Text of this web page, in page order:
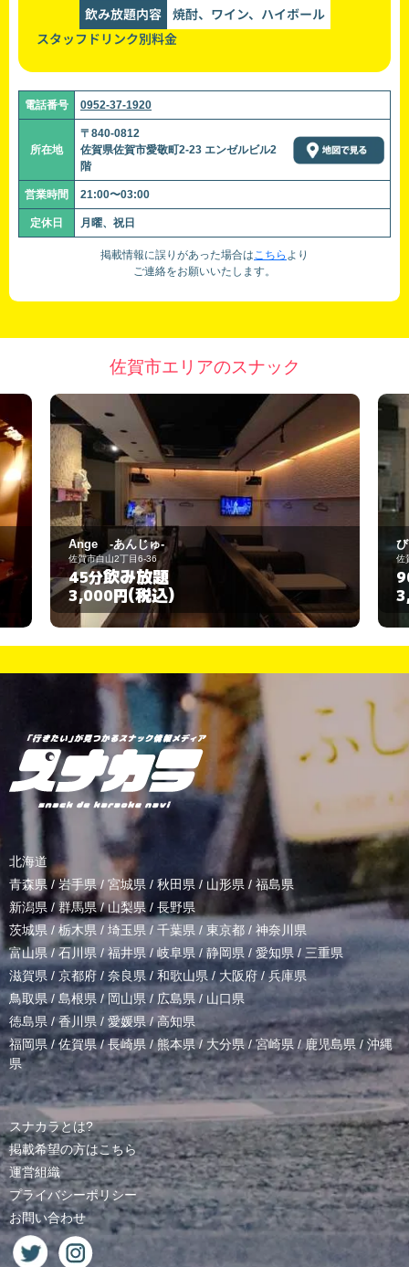
飲み放題内容
焼酎、ワイン、ハイボール
スタッフドリンク別料金
電話番号 0952-37-1920
所在地
〒840-0812
佐賀県佐賀市愛敬町2-23 エンゼルビル2
階
営業時間 21:00〜03:00
定休日 月曜、祝日
掲載情報に誤りがあった場合はこちら より
ご連絡をお願いいたします。
佐賀市エリアのスナック
Ange -あんじゅ-
佐賀市白山2丁目6-36
45分飲み放題
3,000円(税込)
佐
北海道
青森県 / 岩手県/ 宮城県 / 秋田県 / 山形県/ 福島県
新潟県 /群馬県/山梨県 / 長野県
茨城県 / 栃木県 / 埼玉県 / 千葉県 / 東京都 / 神奈川県
富山県 /石川県/福井県/岐阜県 / 静岡県 / 愛知県 / 三重県
滋賀県 / 京都府 / 奈良県 / 和歌山県/ 大阪府 /兵庫県
鳥取県/ 島根県 /岡山県/ 広島県 / 山口県
徳島県 /香川県 / 愛媛県/高知県
福岡県/佐賀県/長崎県 /熊本県/ 大分県/宮崎県 /鹿児島県 / 沖縄
県
スナカラとは?
掲載希望の方はこちら
運営組織
プライバシーポリシー
お問い合わせ